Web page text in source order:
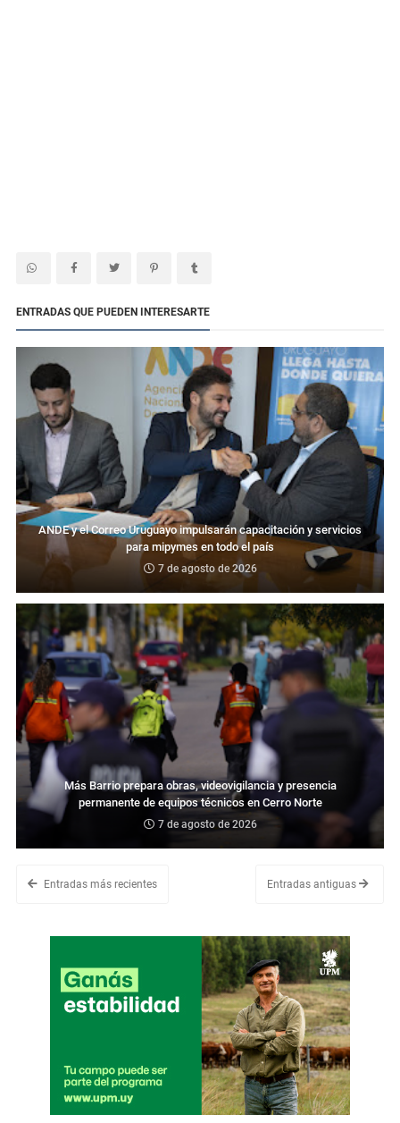
ENTRADAS QUE PUEDEN INTERESARTE
ANDE y el Correo Uruguayo impulsarán capacitación y servicios
para mipymes en todo el país
7 de agosto de 2026
Más Barrio prepara obras, videovigilancia y presencia
permanente de equipos técnicos en Cerro Norte
7 de agosto de 2026
Entradas más recientes Entradas antiguas